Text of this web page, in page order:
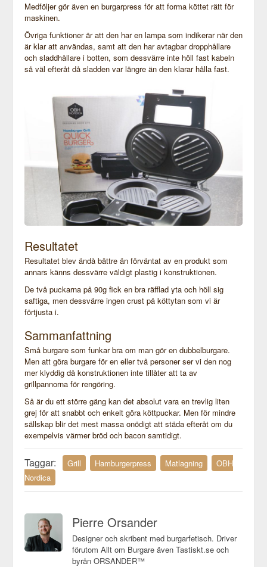
Medföljer gör även en burgarpress för att forma köttet rätt för
maskinen.
Övriga funktioner är att den har en lampa som indikerar när den
är klar att användas, samt att den har avtagbar dropphållare
och sladdhållare i botten, som dessvärre inte höll fast kabeln
så väl efteråt då sladden var längre än den klarar hålla fast.
Resultatet
Resultatet blev ändå bättre än förväntat av en produkt som
annars känns dessvärre väldigt plastig i konstruktionen.
De två puckarna på 90g fick en bra räfflad yta och höll sig
saftiga, men dessvärre ingen crust på köttytan som vi är
förtjusta i.
Sammanfattning
Små burgare som funkar bra om man gör en dubbelburgare.
Men att göra burgare för en eller två personer ser vi den nog
mer klyddig då konstruktionen inte tillåter att ta av
grillpannorna för rengöring.
Så är du ett större gäng kan det absolut vara en trevlig liten
grej för att snabbt och enkelt göra köttpuckar. Men för mindre
sällskap blir det mest massa onödigt att städa efteråt om du
exempelvis värmer bröd och bacon samtidigt.
Taggar: Grill Hamburgerpress Matlagning
OBH
Nordica
Pierre Orsander
Designer och skribent med burgarfetisch. Driver
förutom Allt om Burgare även Tastiskt.se och
byrån ORSANDER™